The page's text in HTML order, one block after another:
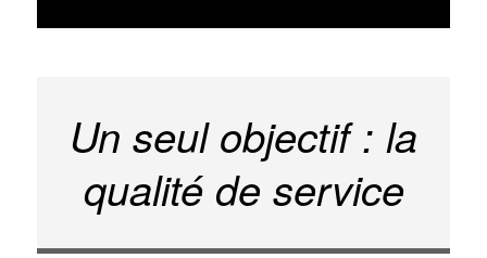
Un seul objectif : la
qualité de service